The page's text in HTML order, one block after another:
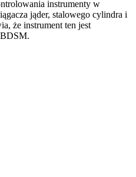
instrumenty w
jąder, stalowego cylindra i
że instrument ten jest